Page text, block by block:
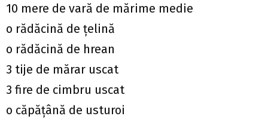
10 mere de vară de mărime medie
o rădăcină de ţelină
o rădăcină de hrean
3 tije de mărar uscat
3 fire de cimbru uscat
o căpăţână de usturoi